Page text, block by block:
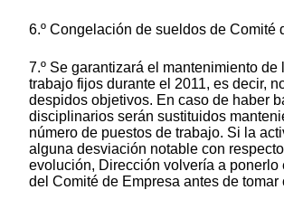
6.º Congelación de sueldos de Comité
7.º Se garantizará el mantenimiento de
trabajo fijos durante el 2011, es decir,
despidos objetivos. En caso de haber
disciplinarios serán sustituidos
número de puestos de trabajo. Si la
alguna desviación notable con respecto
evolución, Dirección volvería a ponerlo
del Comité de Empresa antes de tomar